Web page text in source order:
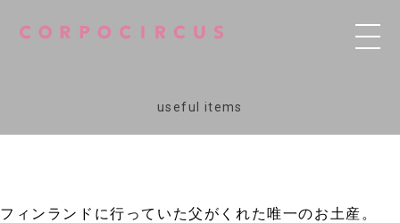
useful items
フィンランドに行っていた父がくれた唯一のお土産。